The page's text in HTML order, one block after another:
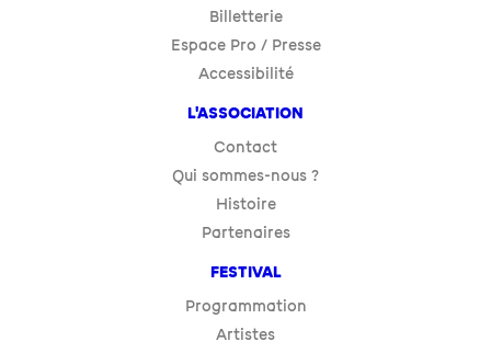
Billetterie
Espace Pro / Presse
Accessibilité
L'ASSOCIATION
Contact
Qui sommes-nous ?
Histoire
Partenaires
FESTIVAL
Programmation
Artistes